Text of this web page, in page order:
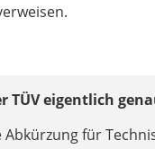
TÜV eigentlich
Abkürzung für